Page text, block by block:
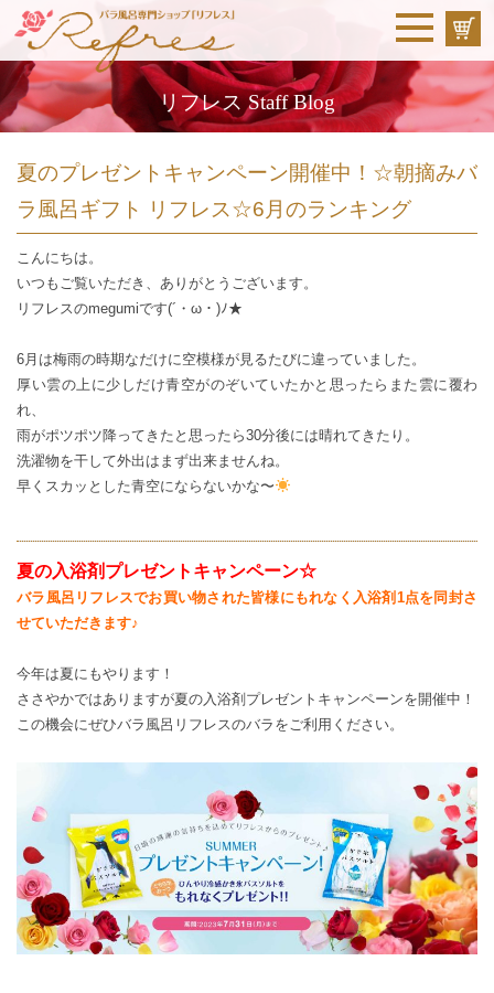
リフレス Staff Blog
夏のプレゼントキャンペーン開催中！☆朝摘みバ
ラ風呂ギフト リフレス☆6月のランキング
こんにちは。
いつもご覧いただき、ありがとうございます。
リフレスのmegumiです(´・ω・)ﾉ★
6月は梅雨の時期なだけに空模様が見るたびに違っていました。
厚い雲の上に少しだけ青空がのぞいていたかと思ったらまた雲に覆わ
れ、
雨がポツポツ降ってきたと思ったら30分後には晴れてきたり。
洗濯物を干して外出はまず出来ませんね。
早くスカッとした青空にならないかな〜
夏の入浴剤プレゼントキャンペーン☆
バラ風呂リフレスでお買い物された皆様にもれなく入浴剤1点を同封さ
せていただきます♪
今年は夏にもやります！
ささやかではありますが夏の入浴剤プレゼントキャンペーンを開催中！
この機会にぜひバラ風呂リフレスのバラをご利用ください。